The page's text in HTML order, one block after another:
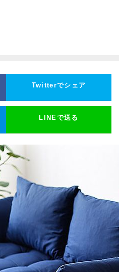
Twitterでシェア
LINEで送る